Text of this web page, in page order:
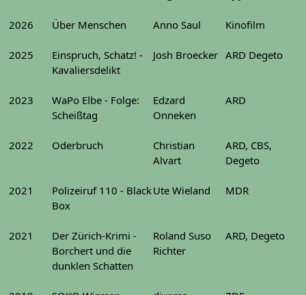
2026 Über Menschen Anno Saul Kinofilm
2025
Einspruch, Schatz! -
Kavaliersdelikt
Josh Broecker ARD Degeto
2023
WaPo Elbe - Folge:
Scheißtag
Edzard
Onneken
ARD
2022 Oderbruch
Christian
Alvart
ARD, CBS,
Degeto
2021
Polizeiruf 110 - Black
Box
Ute Wieland MDR
2021
Der Zürich-Krimi -
Borchert und die
dunklen Schatten
Roland Suso
Richter
ARD, Degeto